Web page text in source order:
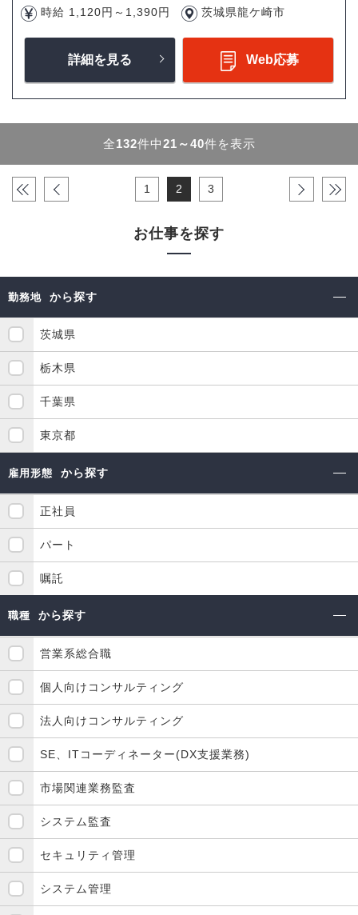
時給 1,120円～1,390円 茨城県龍ケ崎市
詳細を見る Web応募
全132件中21～40件を表示
« ‹ 1 2 3 › »
お仕事を探す
勤務地 から探す
茨城県
栃木県
千葉県
東京都
雇用形態 から探す
正社員
パート
嘱託
職種 から探す
営業系総合職
個人向けコンサルティング
法人向けコンサルティング
SE、ITコーディネーター(DX支援業務)
市場関連業務監査
システム監査
セキュリティ管理
システム管理